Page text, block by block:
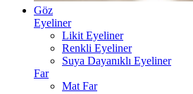
Göz
Eyeliner
Likit Eyeliner
Renkli Eyeliner
Suya Dayanıklı Eyeliner
Far
Mat Far